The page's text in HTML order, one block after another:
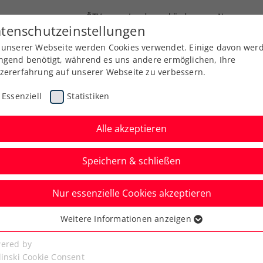
ÖTV Landesverbände News
Ausbildung Services Über uns
Aktuelle News
Webseite werden Cookies verwendet. Einige davon
benötigt, während es uns andere ermöglichen, Ihre
auf unserer Webseite zu verbessern.
Essenziell Statistiken
Alle akzeptieren
Speichern & schließen
Nur essenzielle Cookies akzeptieren
Cookies werden für grundlegende Funktionen der
benötigt. Dadurch ist gewährleistet, dass die Webseite
Weitere Informationen anzeigen
by
Cookie Consent